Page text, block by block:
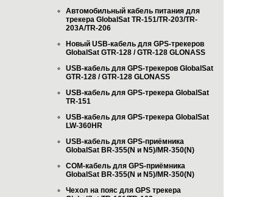
Автомобильный кабель питания для
трекера GlobalSat TR-151/TR-203/TR-
203A/TR-206
Новый USB-кабель для GPS-трекеров
GlobalSat GTR-128 / GTR-128 GLONASS
USB-кабель для GPS-трекеров GlobalSat
GTR-128 / GTR-128 GLONASS
USB-кабель для GPS-трекера GlobalSat
TR-151
USB-кабель для GPS-трекера GlobalSat
LW-360HR
USB-кабель для GPS-приёмника
GlobalSat BR-355(N и N5)/MR-350(N)
COM-кабель для GPS-приёмника
GlobalSat BR-355(N и N5)/MR-350(N)
Чехол на пояс для GPS трекера